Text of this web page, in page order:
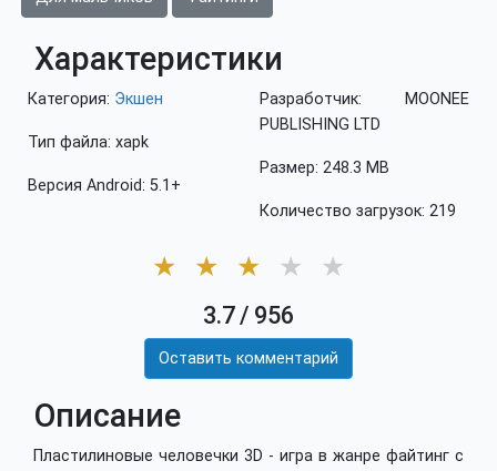
Характеристики
Категория: Экшен
Тип файла: xapk
Версия Android: 5.1+
Разработчик: MOONEE
PUBLISHING LTD
Размер: 248.3 MB
Количество загрузок: 219
★ ★ ★ ★ ★
3.7/ 956
Оставить комментарий
Описание
Пластилиновые человечки 3D - игра в жанре файтинг с